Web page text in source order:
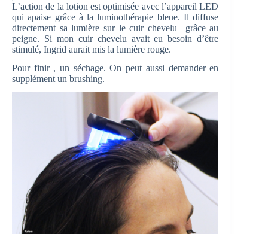
L’action de la lotion est optimisée avec l’appareil LED
qui apaise grâce à la luminothérapie bleue. Il diffuse
directement sa lumière sur le cuir chevelu grâce au
peigne. Si mon cuir chevelu avait eu besoin d’être
stimulé, Ingrid aurait mis la lumière rouge.
Pour finir , un séchage. On peut aussi demander en
supplément un brushing.